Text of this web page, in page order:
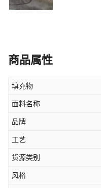
商品属性
填充物
面料名称
品牌
工艺
货源类别
风格